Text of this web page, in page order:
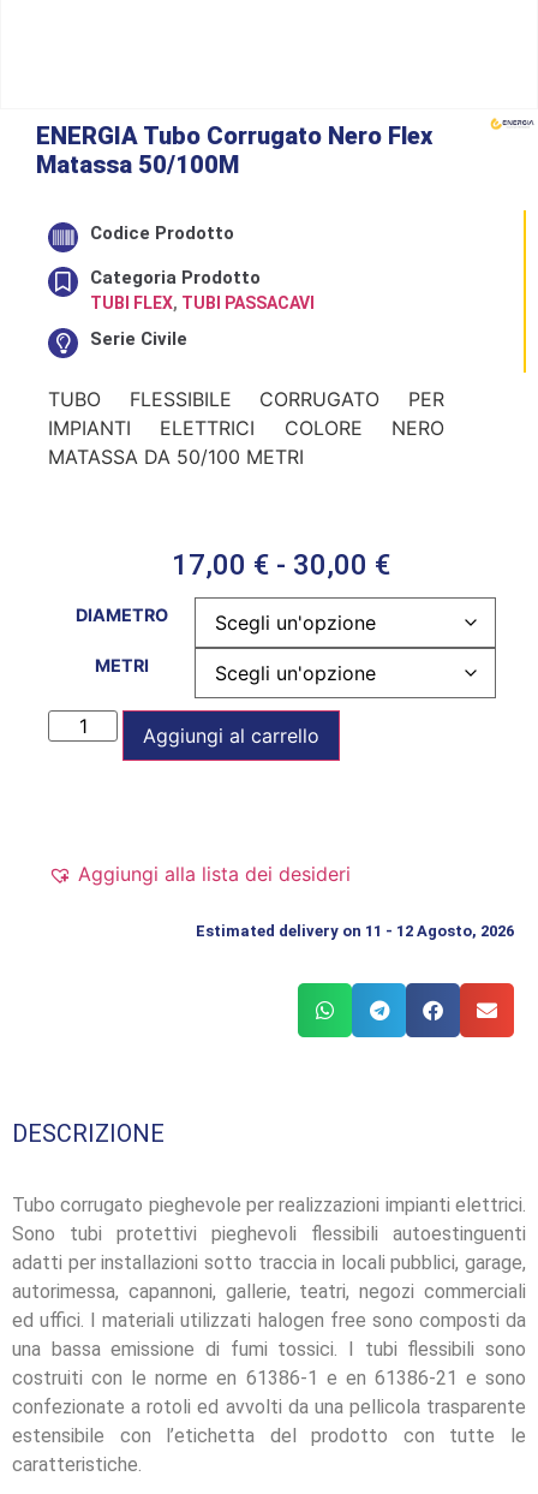
Shop
Brand
Serie
Civile
L’angolo
del Caffè
ENERGIA Tubo Corrugato Nero Flex
Matassa 50/100M
Codice Prodotto
Categoria Prodotto
TUBI FLEX, TUBI PASSACAVI
Serie Civile
TUBO FLESSIBILE CORRUGATO PER
IMPIANTI ELETTRICI COLORE NERO
MATASSA DA 50/100 METRI
17,00 € - 30,00 €
DIAMETRO
METRI
Aggiungi al carrello
Aggiungi alla lista dei desideri
Estimated delivery on 11 - 12 Agosto, 2026
DESCRIZIONE
Tubo corrugato pieghevole per realizzazioni impianti elettrici.
Sono tubi protettivi pieghevoli flessibili autoestinguenti
adatti per installazioni sotto traccia in locali pubblici, garage,
autorimessa, capannoni, gallerie, teatri, negozi commerciali
ed uffici. I materiali utilizzati halogen free sono composti da
una bassa emissione di fumi tossici. I tubi flessibili sono
costruiti con le norme en 61386-1 e en 61386-21 e sono
confezionate a rotoli ed avvolti da una pellicola trasparente
estensibile con l’etichetta del prodotto con tutte le
caratteristiche.